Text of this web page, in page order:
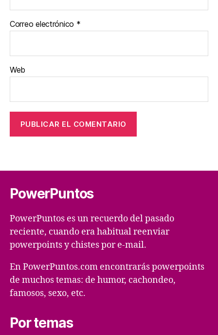
Correo electrónico *
Web
PowerPuntos
PowerPuntos es un recuerdo del pasado
reciente, cuando era habitual reenviar
powerpoints y chistes por e-mail.
En PowerPuntos.com encontrarás powerpoints
de muchos temas: de humor, cachondeo,
famosos, sexo, etc.
Por temas